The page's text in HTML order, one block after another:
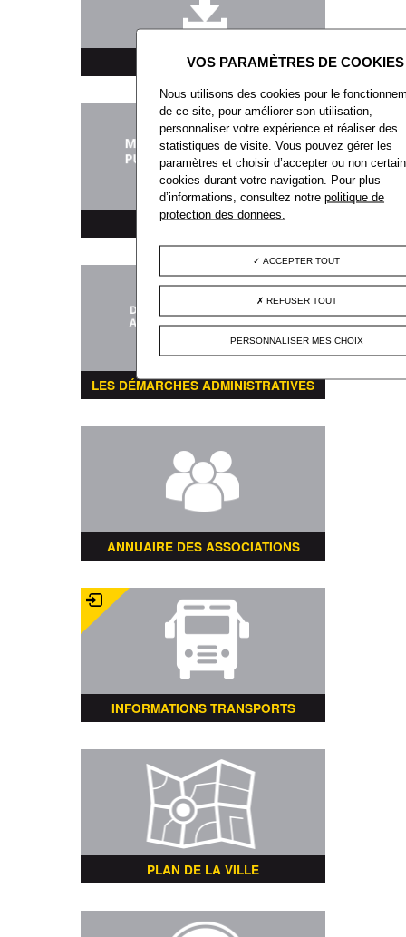
TÉLÉCHARGEMENT
MARCHÉS PUBLICS
LES DÉMARCHES ADMINISTRATIVES
ANNUAIRE DES ASSOCIATIONS
INFORMATIONS TRANSPORTS
PLAN DE LA VILLE
Nous utilisons des cookies pour le
de ce site, pour améliorer son utilisation,
personnaliser votre expérience et réaliser des
statistiques de visite. Vous pouvez gérer les
paramètres et choisir d’accepter ou non
cookies durant votre navigation. Pour plus
d’informations, consultez notrepolitique de
protection des données.
ACCEPTER TOUT
REFUSER TOUT
PERSONNALISER MES CHOIX